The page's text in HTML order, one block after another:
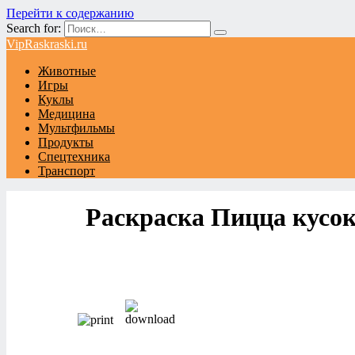
Перейти к содержанию
Search for:
VipRaskraski.ru
Животные
Игры
Куклы
Медицина
Мультфильмы
Продукты
Спецтехника
Транспорт
Раскраска Пицца